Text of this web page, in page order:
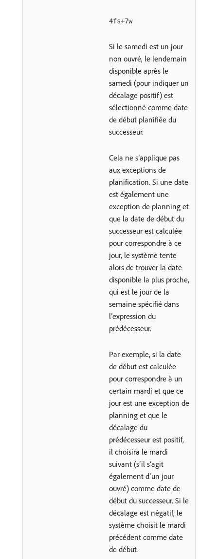
4fs+7w
Si le samedi est un jour
non ouvré, le lendemain
disponible après le
samedi (pour indiquer un
décalage positif) est
sélectionné comme date
de début planifiée du
successeur.
Cela ne s’applique pas
aux exceptions de
planification. Si une date
est également une
exception de planning et
que la date de début du
successeur est calculée
pour correspondre à ce
jour, le système tente
alors de trouver la date
disponible la plus proche,
qui est le jour de la
semaine spécifié dans
l’expression du
prédécesseur.
Par exemple, si la date
de début est calculée
pour correspondre à un
certain mardi et que ce
jour est une exception de
planning et que le
décalage du
prédécesseur est positif,
il choisira le mardi
suivant (s’il s’agit
également d’un jour
ouvré) comme date de
début du successeur. Si le
décalage est négatif, le
système choisit le mardi
précédent comme date
de début.